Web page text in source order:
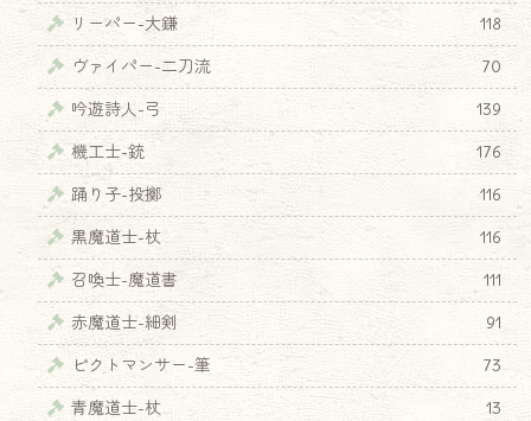
リーパー-大鎌
118
ヴァイパー-二刀流
70
吟遊詩人-弓
139
機工士-銃
176
踊り子-投擲
116
黒魔道士-杖
116
召喚士-魔道書
111
赤魔道士-細剣
91
ピクトマンサー-筆
73
青魔道士-杖
13